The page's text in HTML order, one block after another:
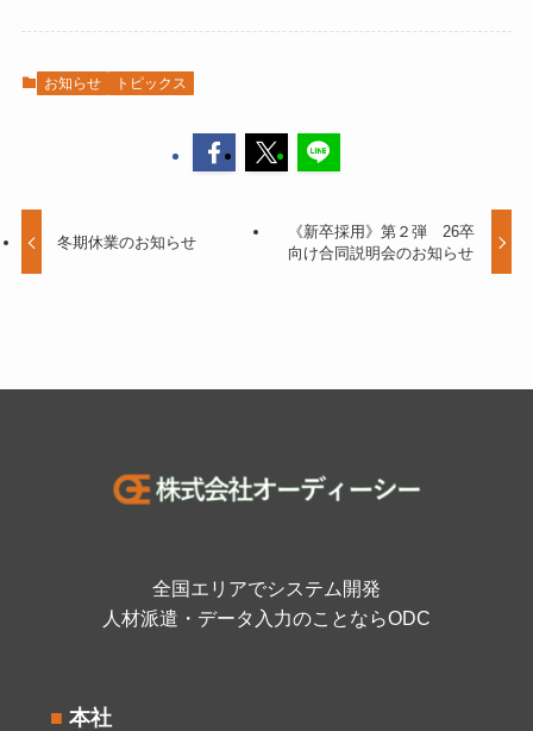
お知らせ トピックス
冬期休業のお知らせ
《新卒採用》第２弾 26卒
向け合同説明会のお知らせ
全国エリアでシステム開発
人材派遣・データ入力のことならODC
■ 本社